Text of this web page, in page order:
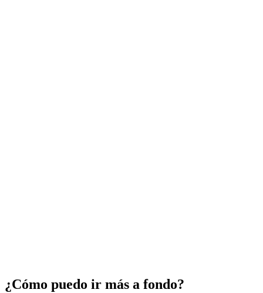
¿Cómo puedo ir más a fondo?